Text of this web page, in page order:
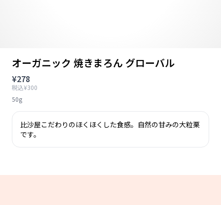
オーガニック 焼きまろん グローバル
¥278
税込¥300
50g
比沙屋こだわりのほくほくした食感。自然の甘みの大粒栗
です。